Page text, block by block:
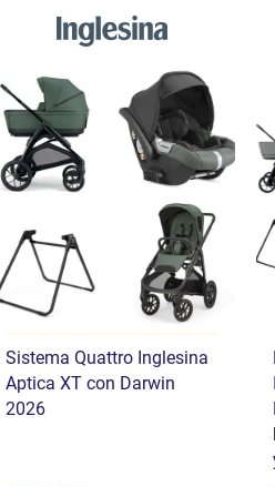
Sistema Quattro Inglesina
Aptica XT con Darwin
2026